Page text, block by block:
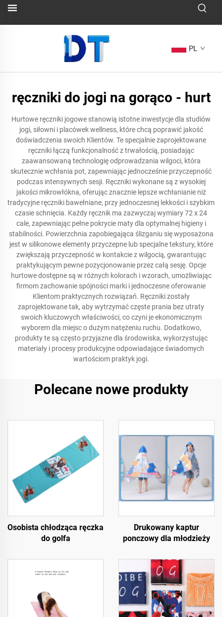
PL
ręczniki do jogi na gorąco - hurt
Hurtowe ręczniki jogowe stanowią istotne inwestycje dla studiów
jogi, siłowni i placówek wellness, które chcą poprawić jakość
doświadczenia swoich Klientów. Te specjalnie zaprojektowane
ręczniki łączą funkcjonalność z trwałością, posiadając
zaawansowaną technologię odprowadzania wilgoci, która
skutecznie wchłania pot, zapewniając jednocześnie przyczepność
podczas intensywnych sesji. Ręczniki wykonane są z wysokiej
jakości mikrowłókna, oferując znacznie lepsze wchłanianie niż
tradycyjne ręczniki bawełniane, przy jednoczesnej lekkości i szybkim
czasie schnięcia. Każdy ręcznik ma zazwyczaj wymiary 72 x 24
cale, zapewniając pełne pokrycie maty dla optymalnej higieny i
stabilności. Powierzchnia zapobiegająca ślizganiu się wyposażona
jest w silikonowe elementy przyczepne lub specjalne tekstury, które
zwiększają przyczepność w kontakcie z wilgocią, gwarantując
praktykującym pewne pozycjonowanie przez całą sesję. Opcje
hurtowe dostępne są w różnych kolorach i wzorach, umożliwiając
firmom zachowanie spójności marki i jednoczesne oferowanie
Klientom praktycznych rozwiązań. Ręczniki zostały
zaprojektowane tak, aby wytrzymać częste prania bez utraty
swoich kluczowych właściwości, co czyni je ekonomicznym
wyborem dla miejsc o dużym natężeniu ruchu. Dodatkowo,
produkty te są często przyjazne dla środowiska, wykorzystując
materiały i procesy produkcyjne odpowiadające świadomych
wartościom praktyk jogi.
Polecane nowe produkty
Osobista chłodząca ręczka
do golfa
Drukowany kaptur
ponczowy dla młodzieży